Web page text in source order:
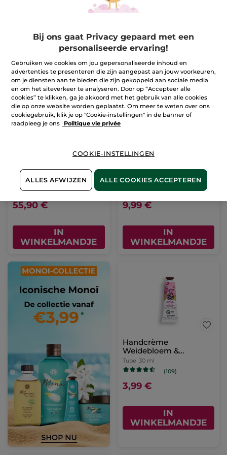
nachtcomfort
Potje 50 ml
(495)
55,90 €
IN
WINKELMANDJE
Winterbessen
9,99 €
IN
WINKELMANDJE
Handcrème
Weidebloem &
Heidekruid
Tube 30 ml
(109)
3,99 €
IN
WINKELMANDJE
Bij ons gaat Privacy gepaard met een
personaliseerde ervaring!
Gebruiken we cookies om jou gepersonaliseerde inhoud en
advertenties te presenteren die zijn aangepast aan jouw voorkeuren,
om je diensten aan te bieden die zijn gekoppeld aan sociale media
en om het siteverkeer te analyseren. Door op “Accepteer alle
cookies” te klikken, ga je akkoord met het gebruik van alle cookies
die op onze website worden geplaatst. Om meer te weten over ons
cookiegebruik, klik je op "Cookie-instellingen" in de banner of
raadpleeg je ons
Politique vie privée
COOKIE-INSTELLINGEN
ALLES AFWIJZEN ALLE COOKIES ACCEPTEREN